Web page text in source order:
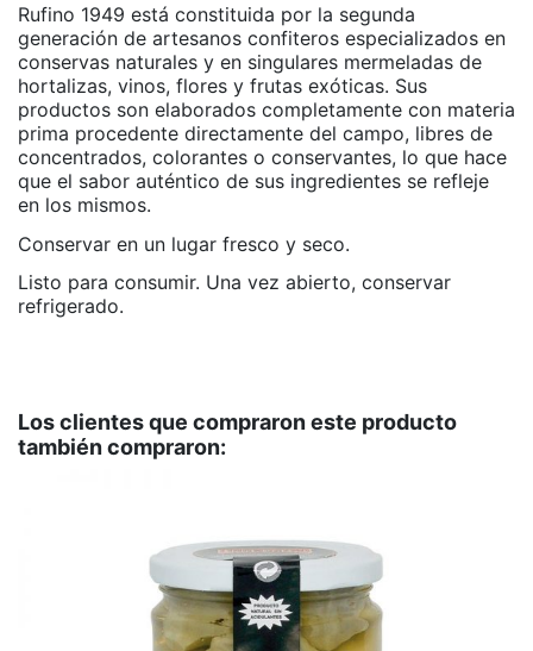
Rufino 1949 está constituida por la segunda
generación de artesanos confiteros especializados en
conservas naturales y en singulares mermeladas de
hortalizas, vinos, flores y frutas exóticas. Sus
productos son ela­borados completamente con materia
prima procedente directamente del campo, libres de
concentrados, colorantes o conservantes, lo que hace
que el sabor auténtico de sus ingredientes se refleje
en los mismos.
Conservar en un lugar fresco y seco.
Listo para consumir. Una vez abierto, conservar
refrigerado.
SIN GLUTEN
LIBRE DE ALÉRGENOS
Los clientes que compraron este producto
también compraron: